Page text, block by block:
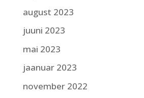
august 2023
juuni 2023
mai 2023
jaanuar 2023
november 2022